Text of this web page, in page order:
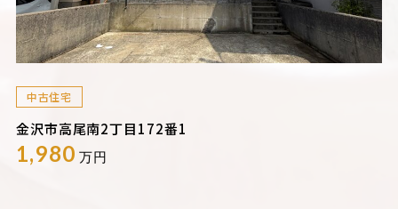
中古住宅
金沢市高尾南2丁目172番1
1,980 万円